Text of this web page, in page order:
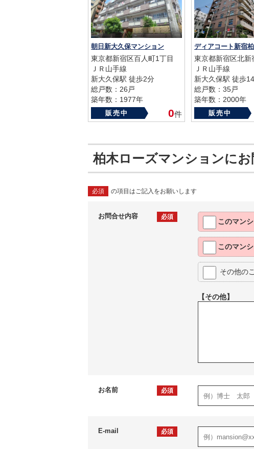
朝日新大久保マンション
東京都新宿区百人町1丁目
ＪＲ山手線
新大久保駅 徒歩2分
総戸数：26戸
築年数：1977年
販売中 0件
ディアコート新宿
東京都新宿区北新
ＪＲ山手線
新大久保駅 徒歩
総戸数：35戸
築年数：2000年
販売中
柏木ローズマンションに
必須 の項目はご記入をお願いします
お問合せ内容 必須
このマン
このマン
その他の
【その他】
お名前 必須
E-mail 必須